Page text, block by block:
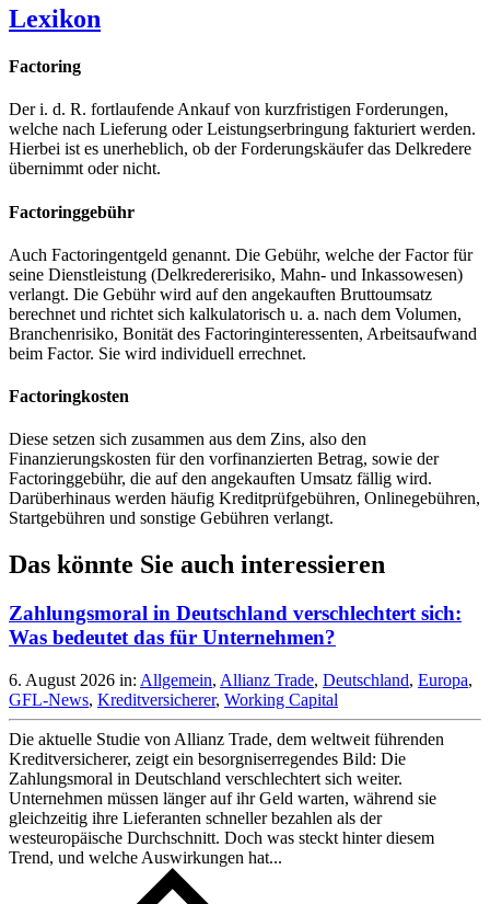
Lexikon
Factoring
Der i. d. R. fortlaufende Ankauf von kurzfristigen Forderungen,
welche nach Lieferung oder Leistungserbringung fakturiert werden.
Hierbei ist es unerheblich, ob der Forderungskäufer das Delkredere
übernimmt oder nicht.
Factoringgebühr
Auch Factoringentgeld genannt. Die Gebühr, welche der Factor für
seine Dienstleistung (Delkredererisiko, Mahn- und Inkassowesen)
verlangt. Die Gebühr wird auf den angekauften Bruttoumsatz
berechnet und richtet sich kalkulatorisch u. a. nach dem Volumen,
Branchenrisiko, Bonität des Factoringinteressenten, Arbeitsaufwand
beim Factor. Sie wird individuell errechnet.
Factoringkosten
Diese setzen sich zusammen aus dem Zins, also den
Finanzierungskosten für den vorfinanzierten Betrag, sowie der
Factoringgebühr, die auf den angekauften Umsatz fällig wird.
Darüberhinaus werden häufig Kreditprüfgebühren, Onlinegebühren,
Startgebühren und sonstige Gebühren verlangt.
Das könnte Sie auch interessieren
Zahlungsmoral in Deutschland verschlechtert sich:
Was bedeutet das für Unternehmen?
6. August 2026 in: Allgemein, Allianz Trade, Deutschland, Europa,
GFL-News, Kreditversicherer, Working Capital
Die aktuelle Studie von Allianz Trade, dem weltweit führenden
Kreditversicherer, zeigt ein besorgniserregendes Bild: Die
Zahlungsmoral in Deutschland verschlechtert sich weiter.
Unternehmen müssen länger auf ihr Geld warten, während sie
gleichzeitig ihre Lieferanten schneller bezahlen als der
westeuropäische Durchschnitt. Doch was steckt hinter diesem
Trend, und welche Auswirkungen hat...